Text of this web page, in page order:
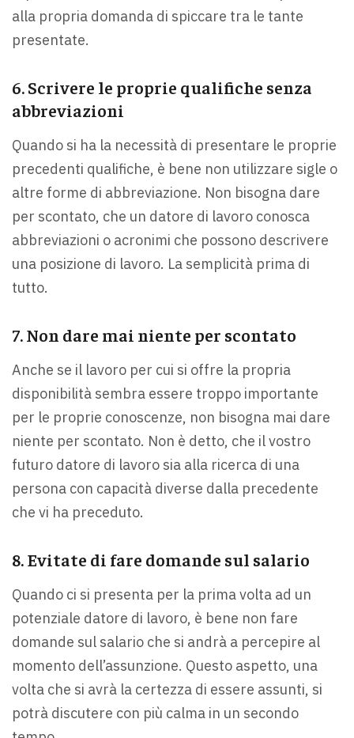
alla propria domanda di spiccare tra le tante
presentate.
6. Scrivere le proprie qualifiche senza
abbreviazioni
Quando si ha la necessità di presentare le proprie
precedenti qualifiche, è bene non utilizzare sigle o
altre forme di abbreviazione. Non bisogna dare
per scontato, che un datore di lavoro conosca
abbreviazioni o acronimi che possono descrivere
una posizione di lavoro. La semplicità prima di
tutto.
7. Non dare mai niente per scontato
Anche se il lavoro per cui si offre la propria
disponibilità sembra essere troppo importante
per le proprie conoscenze, non bisogna mai dare
niente per scontato. Non è detto, che il vostro
futuro datore di lavoro sia alla ricerca di una
persona con capacità diverse dalla precedente
che vi ha preceduto.
8. Evitate di fare domande sul salario
Quando ci si presenta per la prima volta ad un
potenziale datore di lavoro, è bene non fare
domande sul salario che si andrà a percepire al
momento dell’assunzione. Questo aspetto, una
volta che si avrà la certezza di essere assunti, si
potrà discutere con più calma in un secondo